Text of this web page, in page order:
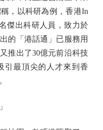
，以科研為例，香港In
傑出科研人員，致力於
的「港話通」已服務用
推出了30億元前沿科技
引最頂尖的人才來到香